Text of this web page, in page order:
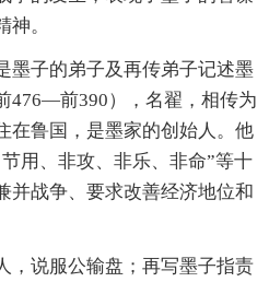
。
墨子的弟子及再传弟子记述墨
476—前390），名翟，相传为
在鲁国，是墨家的创始人。他
用、非攻、非乐、非命”等十
并战争、要求改善经济地位和
，说服公输盘；再写墨子指责